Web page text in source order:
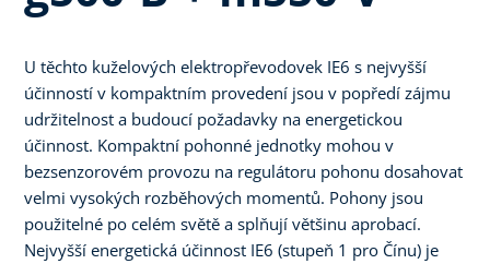
U těchto kuželových elektropřevodovek IE6 s nejvyšší
účinností v kompaktním provedení jsou v popředí zájmu
udržitelnost a budoucí požadavky na energetickou
účinnost. Kompaktní pohonné jednotky mohou v
bezsenzorovém provozu na regulátoru pohonu dosahovat
velmi vysokých rozběhových momentů. Pohony jsou
použitelné po celém světě a splňují většinu aprobací.
Nejvyšší energetická účinnost IE6 (stupeň 1 pro Čínu) je